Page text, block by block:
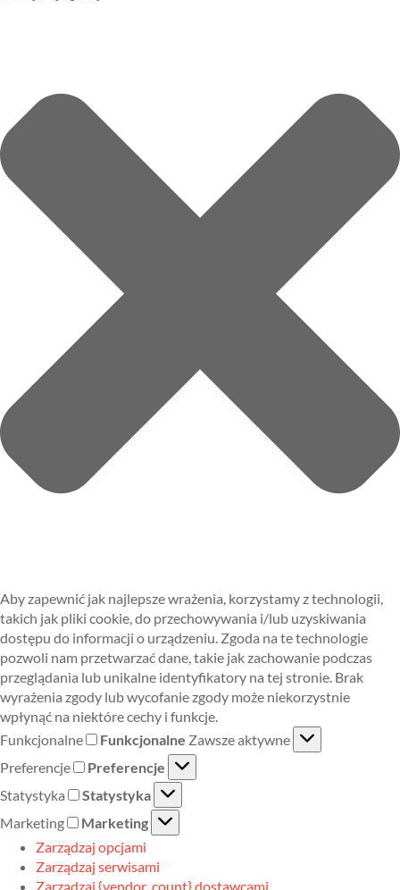
Aby zapewnić jak najlepsze wrażenia, korzystamy z technologii,
takich jak pliki cookie, do przechowywania i/lub uzyskiwania
dostępu do informacji o urządzeniu. Zgoda na te technologie
pozwoli nam przetwarzać dane, takie jak zachowanie podczas
przeglądania lub unikalne identyfikatory na tej stronie. Brak
wyrażenia zgody lub wycofanie zgody może niekorzystnie
wpłynąć na niektóre cechy i funkcje.
Funkcjonalne
Funkcjonalne Zawsze aktywne
Preferencje
Preferencje
Statystyka
Statystyka
Marketing
Marketing
Zarządzaj opcjami
Zarządzaj serwisami
Zarządzaj {vendor_count} dostawcami